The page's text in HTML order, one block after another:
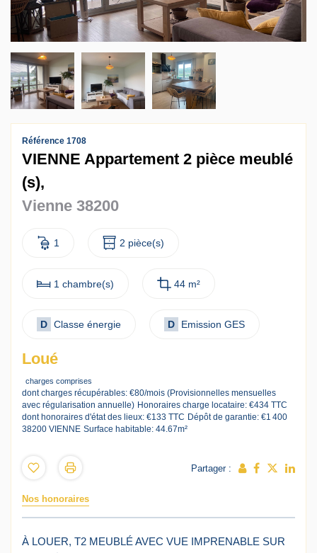
Contact
Accès clients
Référence 1708
VIENNE Appartement 2 pièce meublé
(s),
Vienne 38200
1 2 pièce(s)
1 chambre(s) 44 m²
D Classe énergie D Emission GES
Loué
charges comprises
dont charges récupérables: €80/mois (Provisionnelles mensuelles
avec régularisation annuelle) Honoraires charge locataire: €434 TTC
dont honoraires d'état des lieux: €133 TTC Dépôt de garantie: €1 400
38200 VIENNE Surface habitable: 44.67m²
Partager :
Nos honoraires
À LOUER, T2 MEUBLÉ AVEC VUE IMPRENABLE SUR